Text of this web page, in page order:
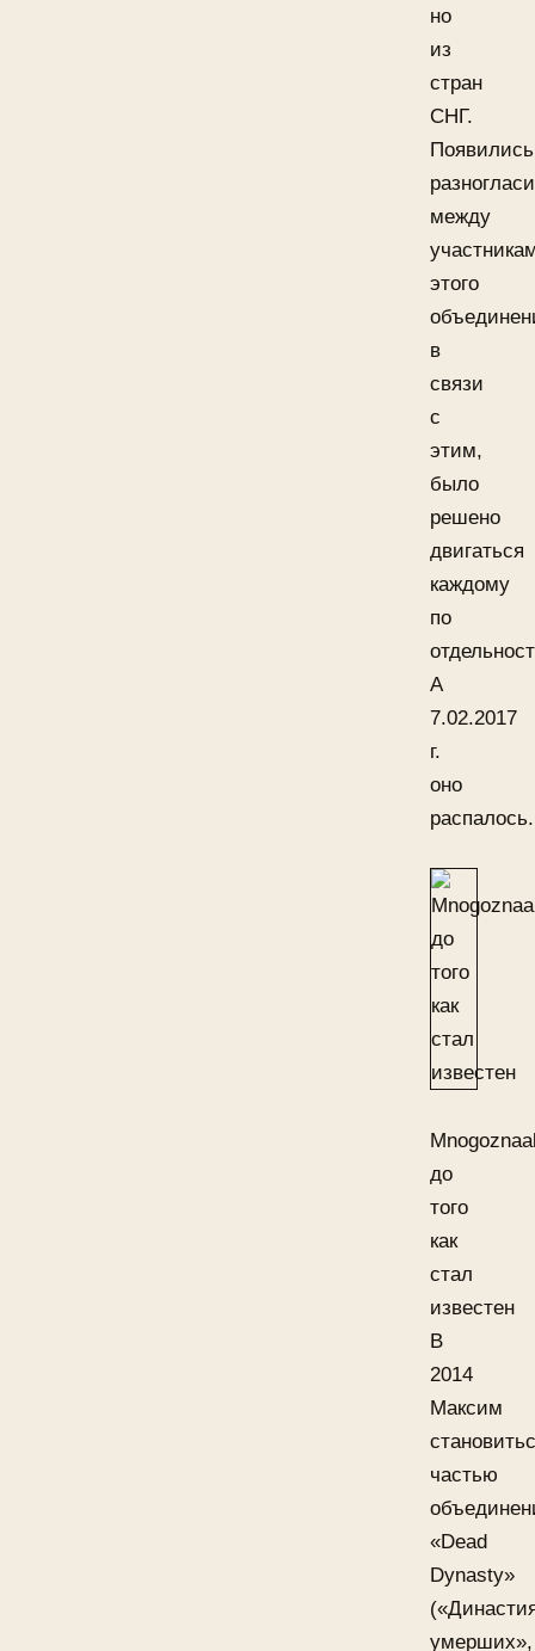
но
из
стран
СНГ.
Появились
между
этого
в
связи
с
этим,
было
решено
двигаться
каждому
по
А
7.02.2017
г.
оно
распалось.
до
того
как
стал
известен
В
2014
Максим
частью
«Dead
Dynasty»
умерших»,